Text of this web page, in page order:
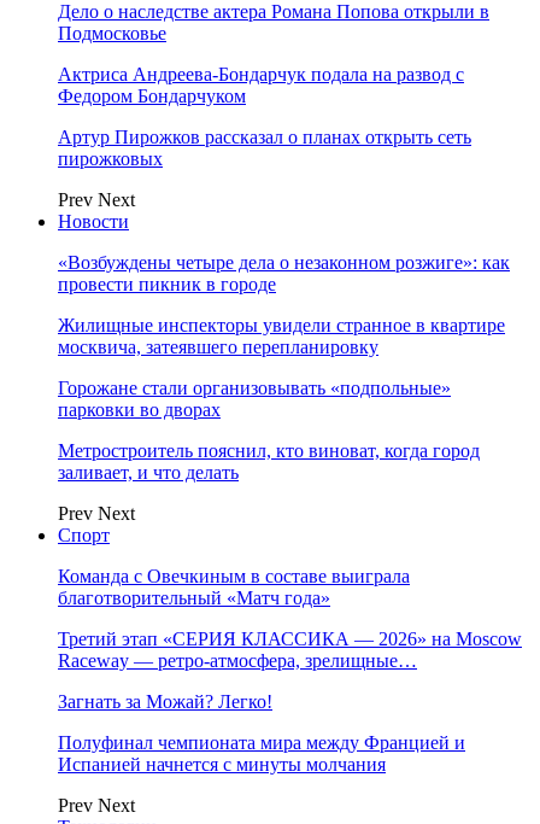
Дело о наследстве актера Романа Попова открыли в
Подмосковье
Актриса Андреева-Бондарчук подала на развод с
Федором Бондарчуком
Артур Пирожков рассказал о планах открыть сеть
пирожковых
Prev Next
Новости
«Возбуждены четыре дела о незаконном розжиге»: как
провести пикник в городе
Жилищные инспекторы увидели странное в квартире
москвича, затеявшего перепланировку
Горожане стали организовывать «подпольные»
парковки во дворах
Метростроитель пояснил, кто виноват, когда город
заливает, и что делать
Prev Next
Спорт
Команда с Овечкиным в составе выиграла
благотворительный «Матч года»
Третий этап «СЕРИЯ КЛАССИКА — 2026» на Moscow
Raceway — ретро‑атмосфера, зрелищные…
Загнать за Можай? Легко!
Полуфинал чемпионата мира между Францией и
Испанией начнется с минуты молчания
Prev Next